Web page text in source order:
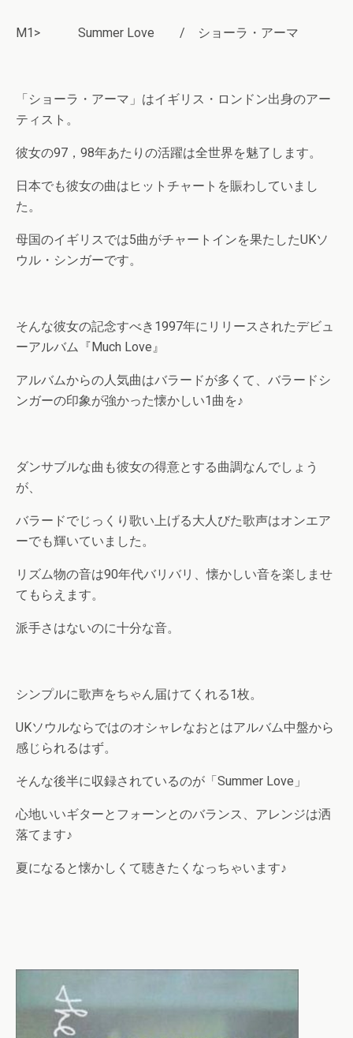
M1> Summer Love / ショーラ・アーマ
「ショーラ・アーマ」はイギリス・ロンドン出身のアー
ティスト。
彼女の97，98年あたりの活躍は全世界を魅了します。
日本でも彼女の曲はヒットチャートを賑わしていまし
た。
母国のイギリスでは5曲がチャートインを果たしたUKソ
ウル・シンガーです。
そんな彼女の記念すべき1997年にリリースされたデビュ
ーアルバム『Much Love』
アルバムからの人気曲はバラードが多くて、バラードシ
ンガーの印象が強かった懐かしい1曲を♪
ダンサブルな曲も彼女の得意とする曲調なんでしょう
が、
バラードでじっくり歌い上げる大人びた歌声はオンエア
ーでも輝いていました。
リズム物の音は90年代バリバリ、懐かしい音を楽しませ
てもらえます。
派手さはないのに十分な音。
シンプルに歌声をちゃん届けてくれる1枚。
UKソウルならではのオシャレなおとはアルバム中盤から
感じられるはず。
そんな後半に収録されているのが「Summer Love」
心地いいギターとフォーンとのバランス、アレンジは洒
落てます♪
夏になると懐かしくて聴きたくなっちゃいます♪